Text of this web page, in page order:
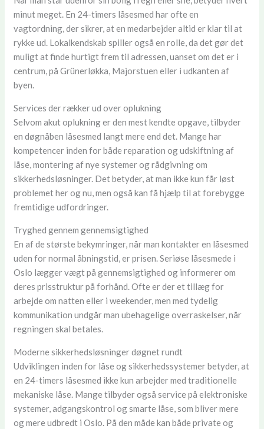
minut meget. En 24-timers låsesmed har ofte en
vagtordning, der sikrer, at en medarbejder altid er klar til at
rykke ud. Lokalkendskab spiller også en rolle, da det gør det
muligt at finde hurtigt frem til adressen, uanset om det er i
centrum, på Grünerløkka, Majorstuen eller i udkanten af
byen.
Services der rækker ud over oplukning
Selvom akut oplukning er den mest kendte opgave, tilbyder
en døgnåben låsesmed langt mere end det. Mange har
kompetencer inden for både reparation og udskiftning af
låse, montering af nye systemer og rådgivning om
sikkerhedsløsninger. Det betyder, at man ikke kun får løst
problemet her og nu, men også kan få hjælp til at forebygge
fremtidige udfordringer.
Tryghed gennem gennemsigtighed
En af de største bekymringer, når man kontakter en låsesmed
uden for normal åbningstid, er prisen. Seriøse låsesmede i
Oslo lægger vægt på gennemsigtighed og informerer om
deres prisstruktur på forhånd. Ofte er der et tillæg for
arbejde om natten eller i weekender, men med tydelig
kommunikation undgår man ubehagelige overraskelser, når
regningen skal betales.
Moderne sikkerhedsløsninger døgnet rundt
Udviklingen inden for låse og sikkerhedssystemer betyder, at
en 24-timers låsesmed ikke kun arbejder med traditionelle
mekaniske låse. Mange tilbyder også service på elektroniske
systemer, adgangskontrol og smarte låse, som bliver mere
og mere udbredt i Oslo. På den måde kan både private og